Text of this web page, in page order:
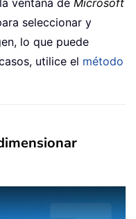
seleccionar y
lo que puede
utilice el método